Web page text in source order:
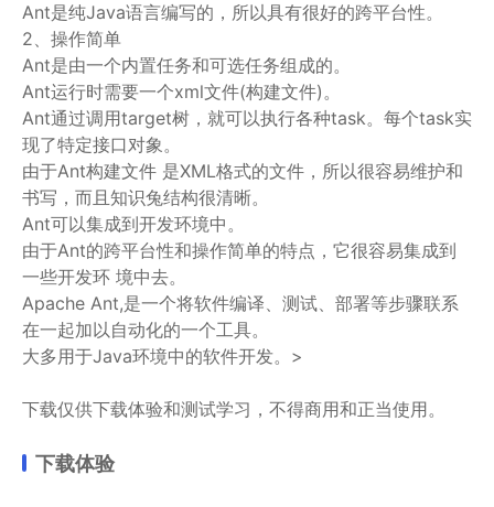
Ant是纯Java语言编写的，所以具有很好的跨平台性。
2、操作简单
Ant是由一个内置任务和可选任务组成的。
Ant运行时需要一个xml文件(构建文件)。
Ant通过调用target树，就可以执行各种task。每个task实
现了特定接口对象。
由于Ant构建文件 是XML格式的文件，所以很容易维护和
书写，而且知识兔结构很清晰。
Ant可以集成到开发环境中。
由于Ant的跨平台性和操作简单的特点，它很容易集成到
一些开发环 境中去。
Apache Ant,是一个将软件编译、测试、部署等步骤联系
在一起加以自动化的一个工具。
大多用于Java环境中的软件开发。>
下载仅供下载体验和测试学习，不得商用和正当使用。
下载体验